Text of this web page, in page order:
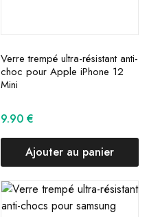
Verre trempé ultra-résistant anti-
choc pour Apple iPhone 12
Mini
9.90 €
Ajouter au panier